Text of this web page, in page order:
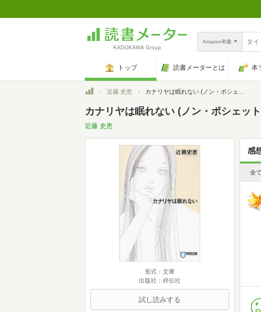
Amazon和書
トップ 読書メーターとは 本
トップ近藤 史恵 カナリヤは眠れない (ノン・ポシェット こ 14-1)
カナリヤは眠れない (ノン・ポシェッ
近藤 史恵
形式：文庫
出版社：祥伝社
試し読みする
感
全